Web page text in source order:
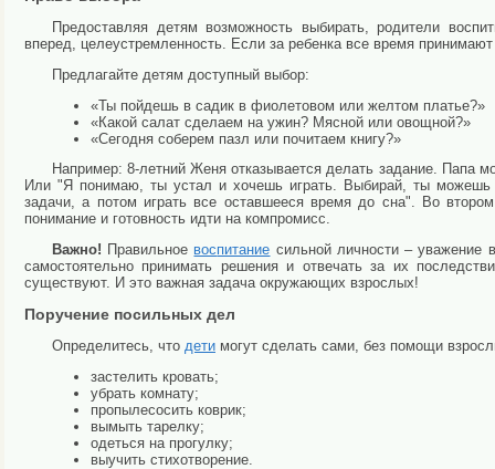
Предоставляя детям возможность выбирать, родители
вперед, целеустремленность. Если за ребенка все время
Предлагайте детям доступный выбор:
«Ты пойдешь в садик в фиолетовом или желтом платье?»
«Какой салат сделаем на ужин? Мясной или овощной?»
«Сегодня соберем пазл или почитаем книгу?»
Например: 8-летний Женя отказывается делать задание. Папа
Или "Я понимаю, ты устал и хочешь играть. Выбирай, ты можешь
задачи, а потом играть все оставшееся время до сна". Во
понимание и готовность идти на компромисс.
Важно! Правильное воспитание сильной личности – уважение
самостоятельно принимать решения и отвечать за их
существуют. И это важная задача окружающих взрослых!
Поручение посильных дел
Определитесь, что дети могут сделать сами, без помощи
застелить кровать;
убрать комнату;
пропылесосить коврик;
вымыть тарелку;
одеться на прогулку;
выучить стихотворение.